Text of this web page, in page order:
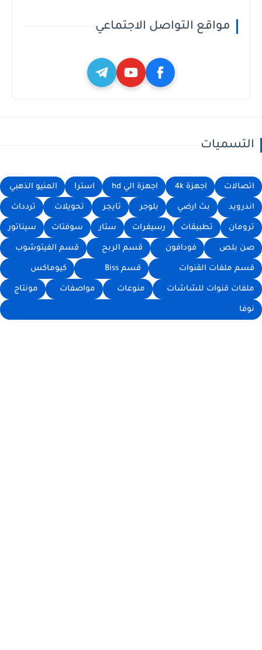
مواقع التواصل الاجتماعي
التسميات
اتصالات اجهزة 4k اجهزة الي hd استرا المنيو الذهبي
اندرويد بث ارضي بلوجر تايجر تحويلات ترددات
ترومان تطبيقات رسيفرات ستار سوفتات سيناتور
صن بلص فودافون قسم الربح قسم الفيتوشوب
قسم ملفات القنوات قسم Biss كيوماكس
ملفات قنوات للشاشات منوعات مواصفات مونتاج
نوفا